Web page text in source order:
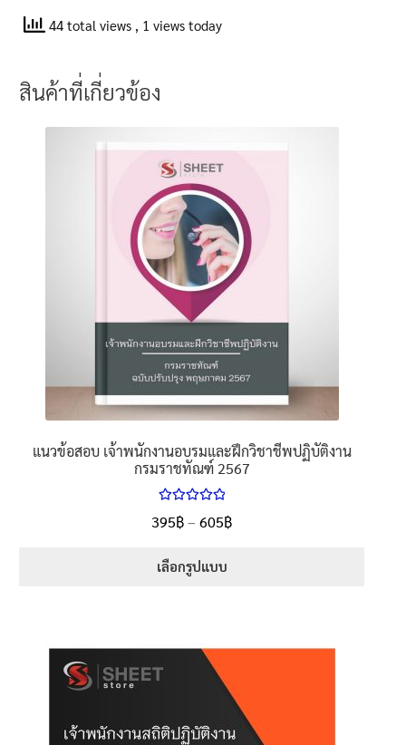
44 total views , 1 views today
สินค้าที่เกี่ยวข้อง
แนวข้อสอบ เจ้าพนักงานอบรมและฝึกวิชาชีพปฏิบัติงาน
กรมราชทัณฑ์ 2567
5.00
ตั้งแต่
395฿– 605฿
เลือกรูปแบบ